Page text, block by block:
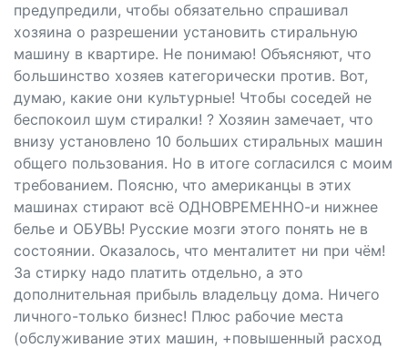
предупредили, чтобы обязательно спрашивал
хозяина о разрешении установить стиральную
машину в квартире. Не понимаю! Объясняют, что
большинство хозяев категорически против. Вот,
думаю, какие они культурные! Чтобы соседей не
беспокоил шум стиралки! ? Хозяин замечает, что
внизу установлено 10 больших стиральных машин
общего пользования. Но в итоге согласился с моим
требованием. Поясню, что американцы в этих
машинах стирают всё ОДНОВРЕМЕННО-и нижнее
белье и ОБУВЬ! Русские мозги этого понять не в
состоянии. Оказалось, что менталитет ни при чём!
За стирку надо платить отдельно, а это
дополнительная прибыль владельцу дома. Ничего
личного-только бизнес! Плюс рабочие места
(обслуживание этих машин, +повышенный расход